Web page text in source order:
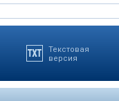
Текстовая
версия